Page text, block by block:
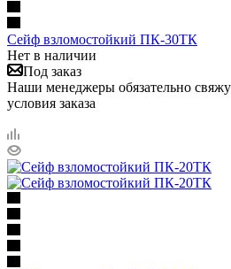
Сейф взломостойкий ПК-30ТК
Нет в наличии
Под заказ
Наши менеджеры обязательно
условия заказа